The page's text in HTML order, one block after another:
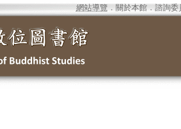
網站導覽 ． 關於本館． 諮詢委